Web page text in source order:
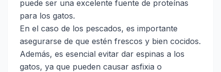
puede ser una excelente fuente de proteínas
para los gatos.
En el caso de los pescados, es importante
asegurarse de que estén frescos y bien cocidos.
Además, es esencial evitar dar espinas a los
gatos, ya que pueden causar asfixia o